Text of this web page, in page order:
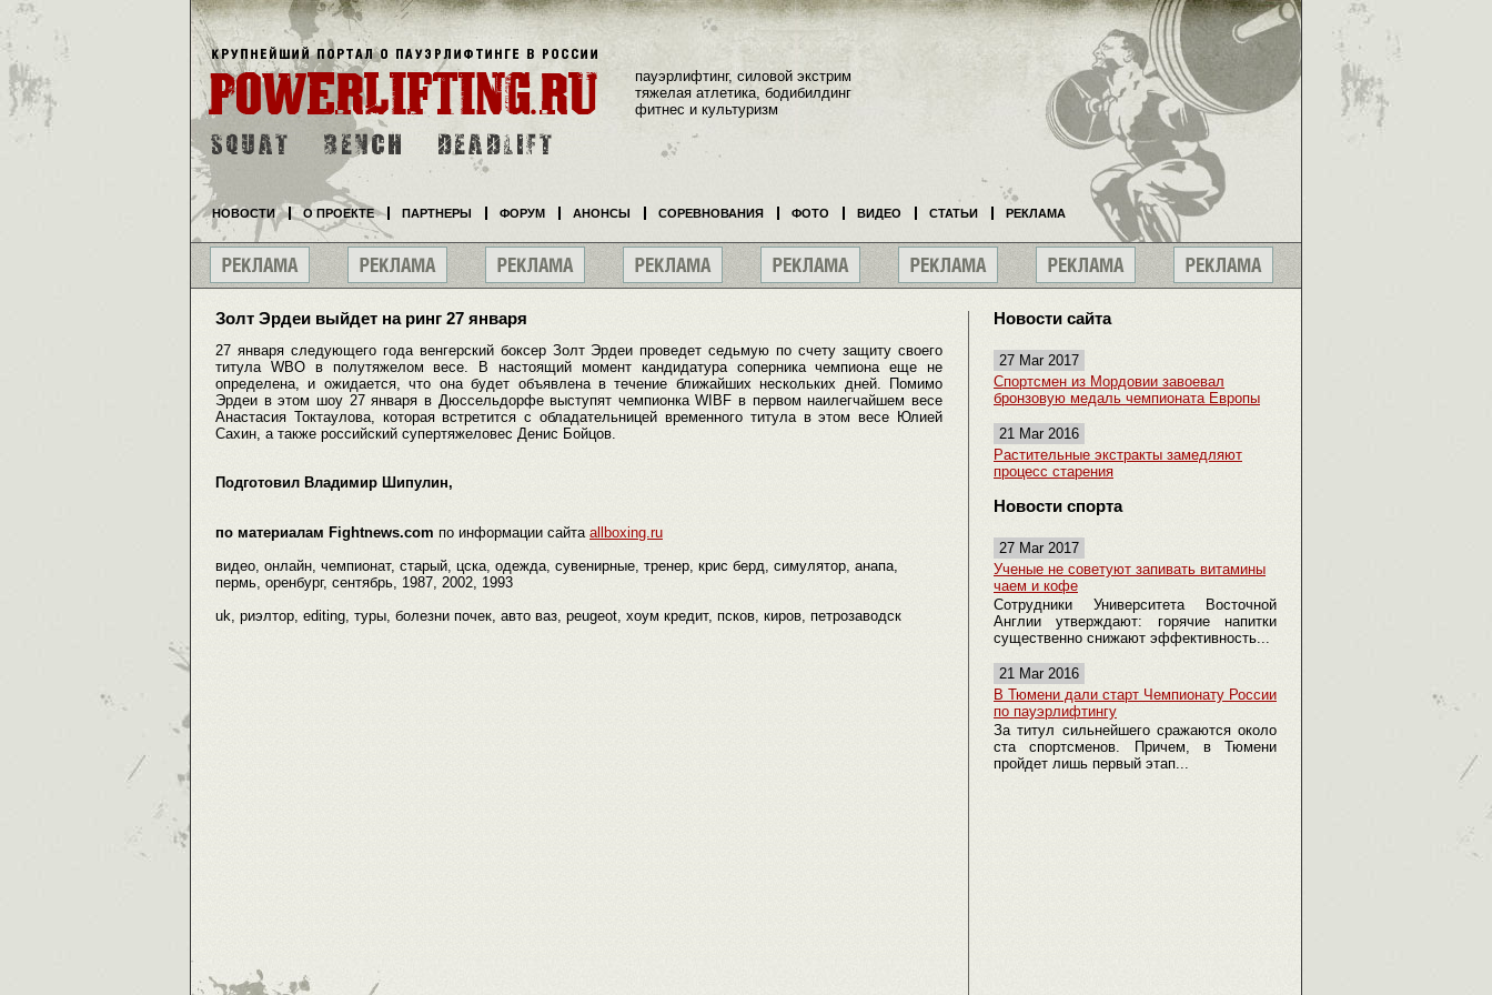
Золт Эрдеи выйдет на ринг 27 января
27 января следующего года венгерский боксер Золт Эрдеи проведет седьмую по счету защиту своего
титула WBO в полутяжелом весе. В настоящий момент кандидатура соперника чемпиона еще не
определена, и ожидается, что она будет объявлена в течение ближайших нескольких дней. Помимо
Эрдеи в этом шоу 27 января в Дюссельдорфе выступят чемпионка WIBF в первом наилегчайшем весе
Анастасия Токтаулова, которая встретится с обладательницей временного титула в этом весе Юлией
Сахин, а также российский супертяжеловес Денис Бойцов.
Подготовил Владимир Шипулин,
по материалам Fightnews.com по информации сайта allboxing.ru
видео, онлайн, чемпионат, старый, цска, одежда, сувенирные, тренер, крис берд, симулятор, анапа,
пермь, оренбург, сентябрь, 1987, 2002, 1993
uk, риэлтор, editing, туры, болезни почек, авто ваз, peugeot, хоум кредит, псков, киров, петрозаводск
Новости сайта
27 Mar 2017
Спортсмен из Мордовии завоевал
бронзовую медаль чемпионата Европы
21 Mar 2016
Растительные экстракты замедляют
процесс старения
Новости спорта
27 Mar 2017
Ученые не советуют запивать витамины
чаем и кофе
Сотрудники Университета Восточной
Англии утверждают: горячие напитки
существенно снижают эффективность...
21 Mar 2016
В Тюмени дали старт Чемпионату России
по пауэрлифтингу
За титул сильнейшего сражаются около
ста спортсменов. Причем, в Тюмени
пройдет лишь первый этап...
пауэрлифтинг, силовой экстрим
тяжелая атлетика, бодибилдинг
фитнес и культуризм
НОВОСТИ О ПРОЕКТЕ ПАРТНЕРЫ ФОРУМ АНОНСЫ СОРЕВНОВАНИЯ ФОТО ВИДЕО СТАТЬИ РЕКЛАМА